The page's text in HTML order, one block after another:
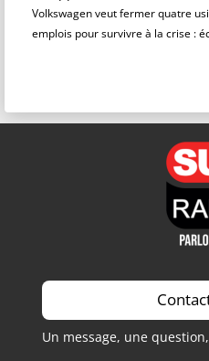
Volkswagen veut fermer quatre
emplois pour survivre à la crise :
Un message, une